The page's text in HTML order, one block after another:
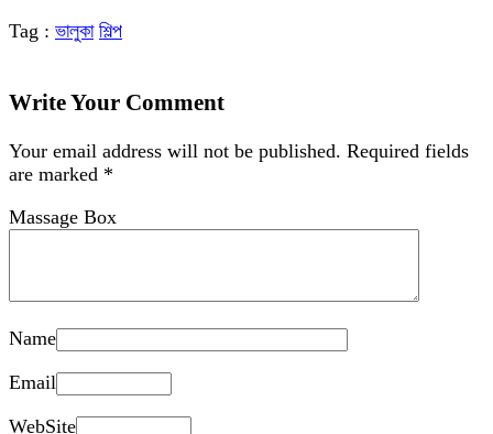
Tag : ভালুকা শিল্প
Write Your Comment
Your email address will not be published. Required fields
are marked *
Massage Box
Name
Email
WebSite